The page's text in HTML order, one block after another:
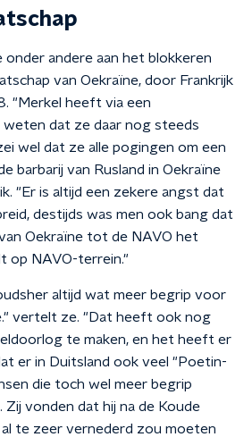
andere aan het blokkeren
van Oekraïne, door Frankrijk
"Merkel heeft via een
dat ze daar nog steeds
wel dat ze alle pogingen om een
barbarij van Rusland in Oekraïne
"Er is altijd een zekere angst dat
destijds was men ook bang dat
Oekraïne tot de NAVO het
op NAVO-terrein."
altijd wat meer begrip voor
vertelt ze. "Dat heeft ook nog
te maken, en het heeft er
er in Duitsland ook veel "Poetin-
die toch wel meer begrip
vonden dat hij na de Koude
te zeer vernederd zou moeten